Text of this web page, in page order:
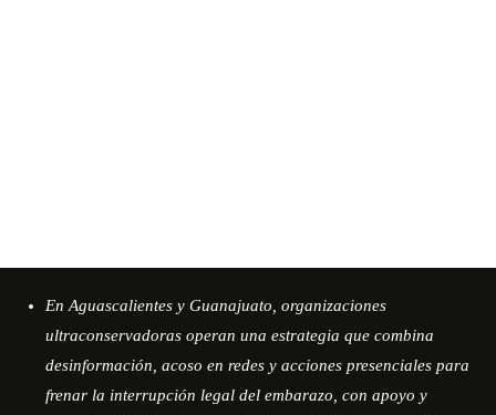
En Aguascalientes y Guanajuato, organizaciones
ultraconservadoras operan una estrategia que combina
desinformación, acoso en redes y acciones presenciales para
frenar la interrupción legal del embarazo, con apoyo y